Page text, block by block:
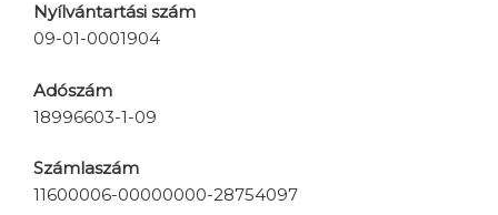
Nyílvántartási szám
09-01-0001904
Adószám
18996603-1-09
Számlaszám
11600006-00000000-28754097